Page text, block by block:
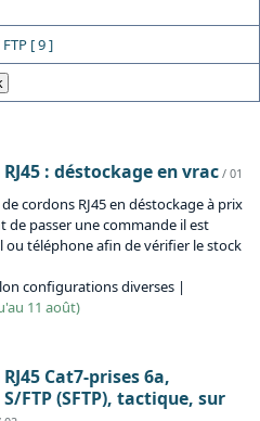
FTP [ 9 ]
: déstockage en vrac / 01
cordons RJ45 en déstockage à prix
de passer une commande il est
téléphone afin de vérifier le stock
configurations diverses |
11 août)
Cat7-prises 6a,
FTP (SFTP), tactique, sur